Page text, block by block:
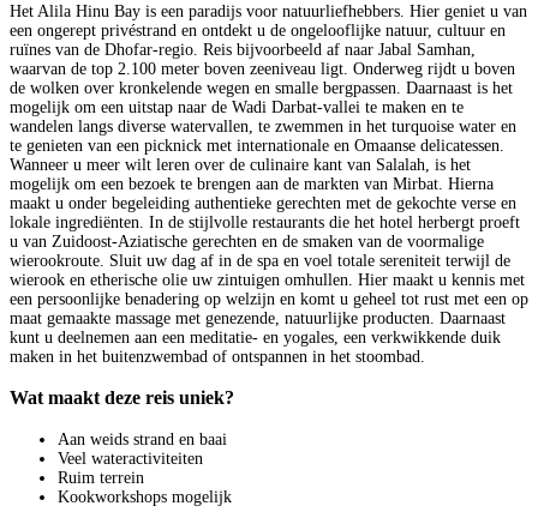
Het Alila Hinu Bay is een paradijs voor natuurliefhebbers. Hier geniet u van
een ongerept privéstrand en ontdekt u de ongelooflijke natuur, cultuur en
ruïnes van de Dhofar-regio. Reis bijvoorbeeld af naar Jabal Samhan,
waarvan de top 2.100 meter boven zeeniveau ligt. Onderweg rijdt u boven
de wolken over kronkelende wegen en smalle bergpassen. Daarnaast is het
mogelijk om een uitstap naar de Wadi Darbat-vallei te maken en te
wandelen langs diverse watervallen, te zwemmen in het turquoise water en
te genieten van een picknick met internationale en Omaanse delicatessen.
Wanneer u meer wilt leren over de culinaire kant van Salalah, is het
mogelijk om een bezoek te brengen aan de markten van Mirbat. Hierna
maakt u onder begeleiding authentieke gerechten met de gekochte verse en
lokale ingrediënten. In de stijlvolle restaurants die het hotel herbergt proeft
u van Zuidoost-Aziatische gerechten en de smaken van de voormalige
wierookroute. Sluit uw dag af in de spa en voel totale sereniteit terwijl de
wierook en etherische olie uw zintuigen omhullen. Hier maakt u kennis met
een persoonlijke benadering op welzijn en komt u geheel tot rust met een op
maat gemaakte massage met genezende, natuurlijke producten. Daarnaast
kunt u deelnemen aan een meditatie- en yogales, een verkwikkende duik
maken in het buitenzwembad of ontspannen in het stoombad.
Wat maakt deze reis uniek?
Aan weids strand en baai
Veel wateractiviteiten
Ruim terrein
Kookworkshops mogelijk